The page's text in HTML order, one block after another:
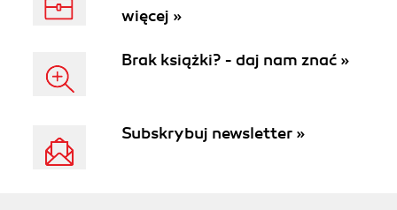
więcej »
Brak książki? - daj nam znać »
Subskrybuj newsletter »